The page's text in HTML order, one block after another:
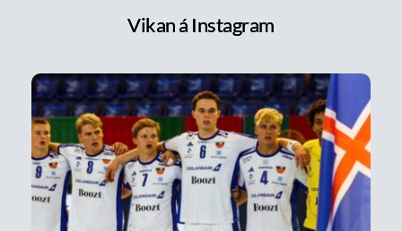
Vikan á Instagram